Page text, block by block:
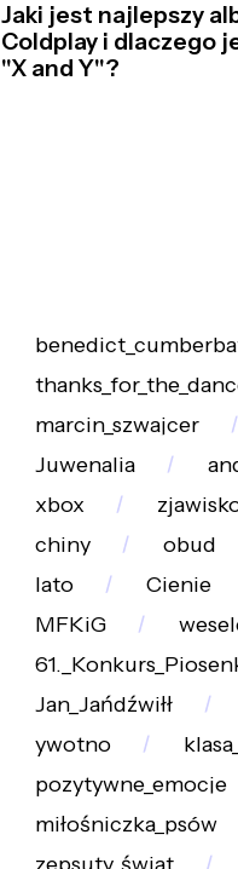
Jaki jest najlepszy
Coldplay i dlaczego
"X and Y"?
marcin_szwajcer
Juwenalia
xbox
chiny
obud
lato
Cienie
MFKiG
Jan_Jańdźwiłł
ywotno
pozytywne_emocje
miłośniczka_psów